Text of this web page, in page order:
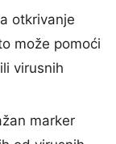
otkrivanje
može pomoći
virusnih
marker